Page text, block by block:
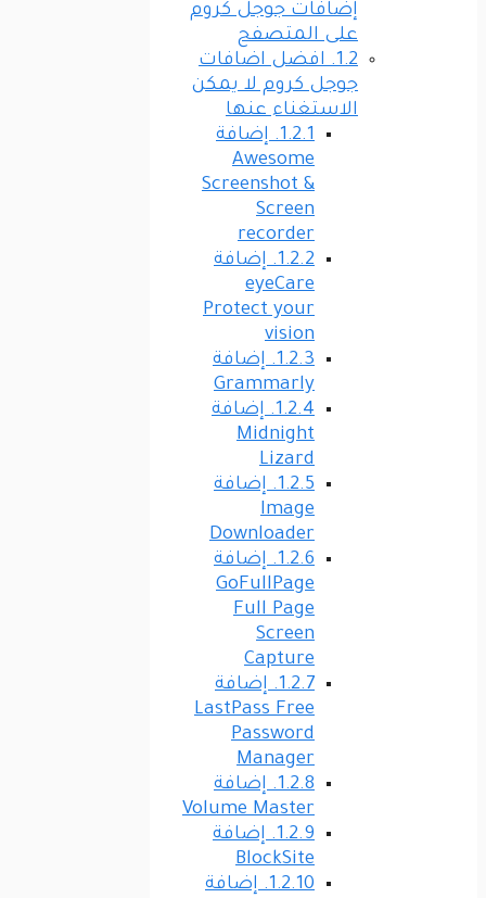
إضافات جوجل كروم
على المتصفح
1.2. افضل اضافات
جوجل كروم لا يمكن
الاستغناء عنها
1.2.1. إضافة
Awesome
Screenshot &
Screen
recorder
1.2.2. إضافة
eyeCare
Protect your
vision
1.2.3. إضافة
Grammarly
1.2.4. إضافة
Midnight
Lizard
1.2.5. إضافة
Image
Downloader
1.2.6. إضافة
GoFullPage
Full Page
Screen
Capture
1.2.7. إضافة
LastPass Free
Password
Manager
1.2.8. إضافة
Volume Master
1.2.9. إضافة
BlockSite
1.2.10. إضافة